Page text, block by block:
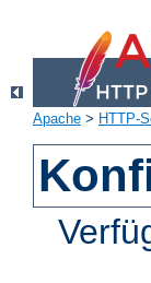
Apache > HTTP-